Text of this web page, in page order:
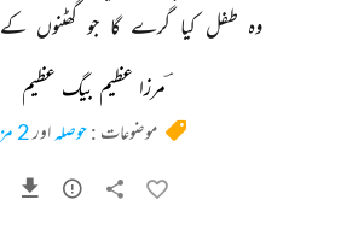
وہ طفل کیا گرے گا جو گھٹنوں کے
ؔمرزا عظیم بیگ عظیم
موضوعات :حوصلہاور2 مزید